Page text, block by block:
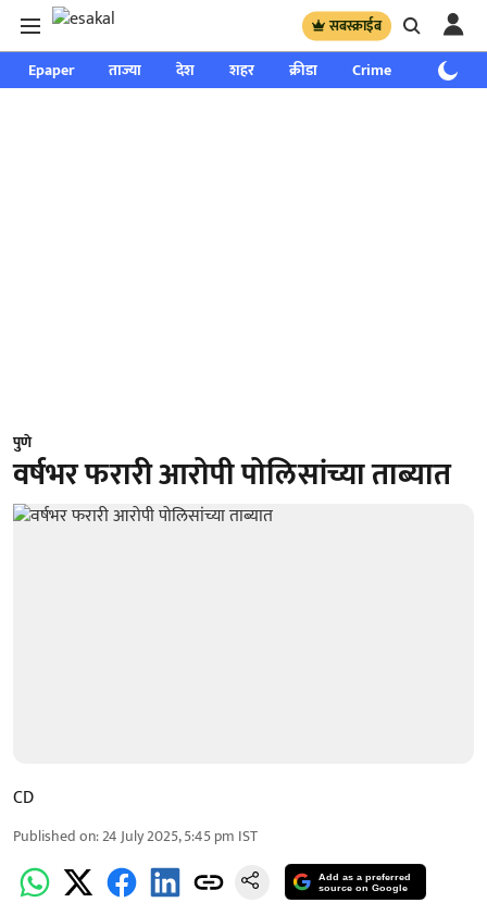
सबस्क्राईब
Epaper ताज्या देश शहर क्रीडा Crime साप्ताहिक
पुणे
वर्षभर फरारी आरोपी पोलिसांच्या ताब्यात
CD
Published on:24 July 2025, 5:45 pm IST
Add as a preferred
source on Google